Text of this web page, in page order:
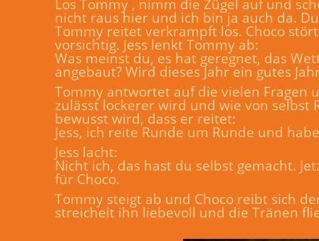
Los Tommy , nimm die Zügel auf und
nicht raus hier und ich bin ja auch da.
Tommy reitet verkrampft los. Choco
vorsichtig. Jess lenkt Tommy ab:
Was meinst du, es hat geregnet, das
angebaut? Wird dieses Jahr ein gutes
Tommy antwortet auf die vielen Fragen
zulässt lockerer wird und wie von selbst
bewusst wird, dass er reitet:
Jess, ich reite Runde um Runde und
Jess lacht:
Nicht ich, das hast du selbst gemacht.
für Choco.
Tommy steigt ab und Choco reibt sich
streichelt ihn liebevoll und die Tränen